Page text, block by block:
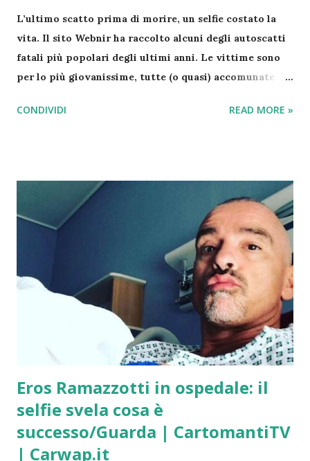
L’ultimo scatto prima di morire, un selfie costato la
vita. Il sito Webnir ha raccolto alcuni degli autoscatti
fatali più popolari degli ultimi anni. Le vittime sono
per lo più giovanissime, tutte (o quasi) accomunate
o durante la guida in macchina. Perché anche qualche
Ha perso l’equilibrio ed è morta cadendo giù. Questo è
il suo ultimo scatto prima di precipitare. Gli altri
scatti sono altre due immagini di scene iniziatiche di
una tragedie annunciate! Se si utilizza il telefono non
bisogna essere impegnati in nessuna altra operazione ,
tipo guidare o anche passeggiare a piedi. Ricordalo!
Tutti i Giorni della 8 alle 24 | Accedi al Servizio
Adesso Contattami con fiducia!
CONDIVIDI READ MORE »
Eros Ramazzotti in ospedale: il
selfie svela cosa è
successo/Guarda | CartomantiTV
| Carwap.it